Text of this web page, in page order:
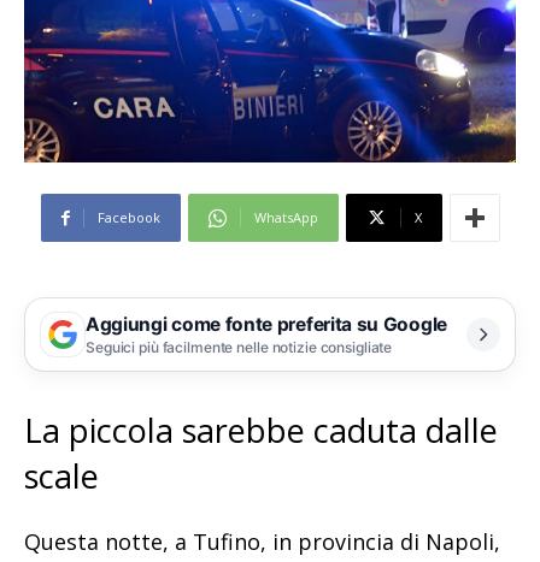
Facebook WhatsApp X
Aggiungi come fonte preferita su Google
Seguici più facilmente nelle notizie consigliate
La piccola sarebbe caduta dalle
scale
Questa notte, a Tufino, in provincia di Napoli,